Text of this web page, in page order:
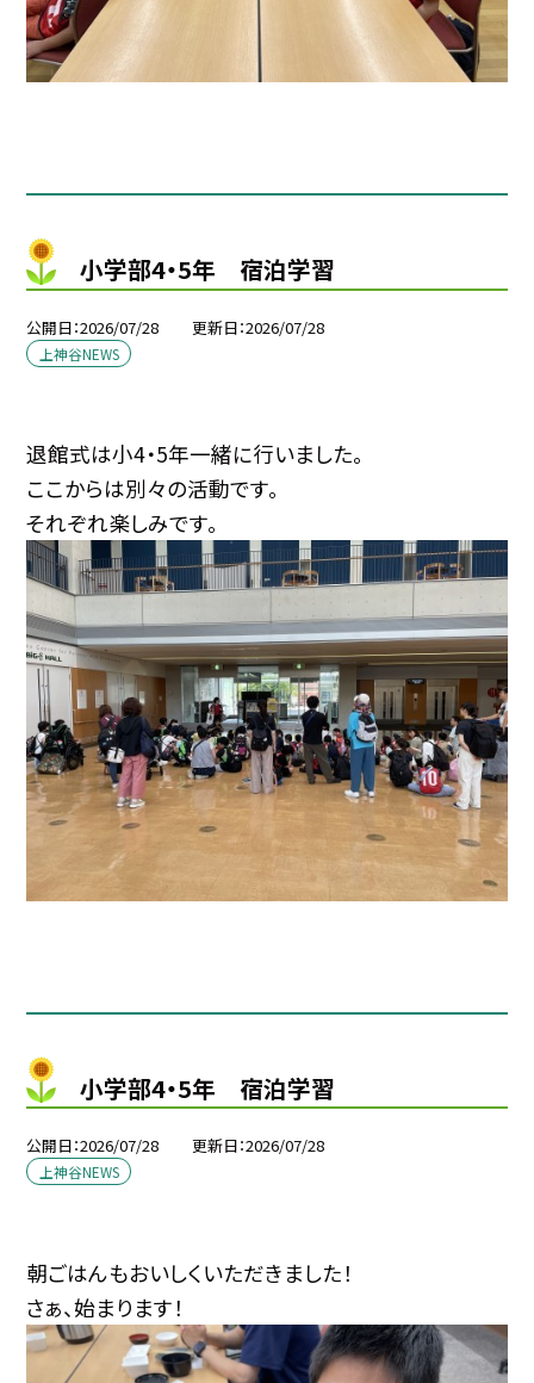
小学部4・5年 宿泊学習
公開日 2026/07/28 更新日 2026/07/28
上神谷NEWS
退館式は小4・5年一緒に行いました。
ここからは別々の活動です。
それぞれ楽しみです。
小学部4・5年 宿泊学習
公開日 2026/07/28 更新日 2026/07/28
上神谷NEWS
朝ごはんもおいしくいただきました！
さぁ、始まります！